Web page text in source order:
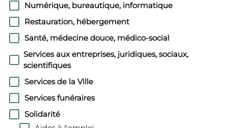
Numérique, bureautique, informatique
Restauration, hébergement
Santé, médecine douce, médico-social
Services aux entreprises, juridiques, sociaux,
scientifiques
Services de la Ville
Services funéraires
Solidarité